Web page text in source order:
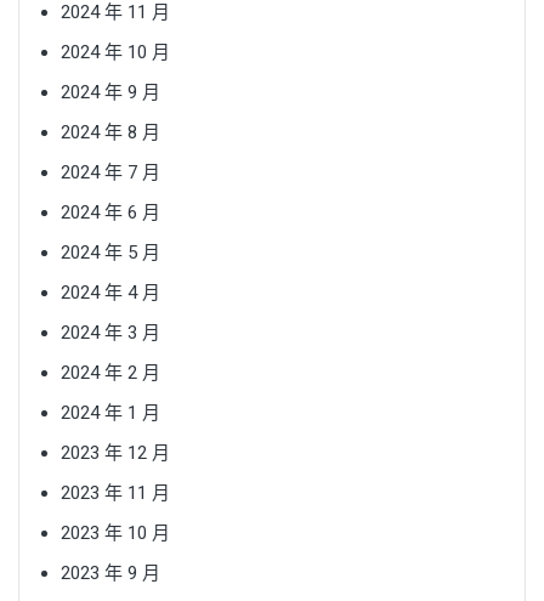
2024 年 11 月
2024 年 10 月
2024 年 9 月
2024 年 8 月
2024 年 7 月
2024 年 6 月
2024 年 5 月
2024 年 4 月
2024 年 3 月
2024 年 2 月
2024 年 1 月
2023 年 12 月
2023 年 11 月
2023 年 10 月
2023 年 9 月